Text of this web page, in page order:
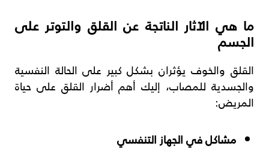
ما هي الآثار الناتجة عن القلق والتوتر على
الجسم
القلق والخوف يؤثران بشكل كبير على الحالة النفسية
والجسدية للمصاب، إليك أهم أضرار القلق على حياة
المريض:
مشاكل في الجهاز التنفسي